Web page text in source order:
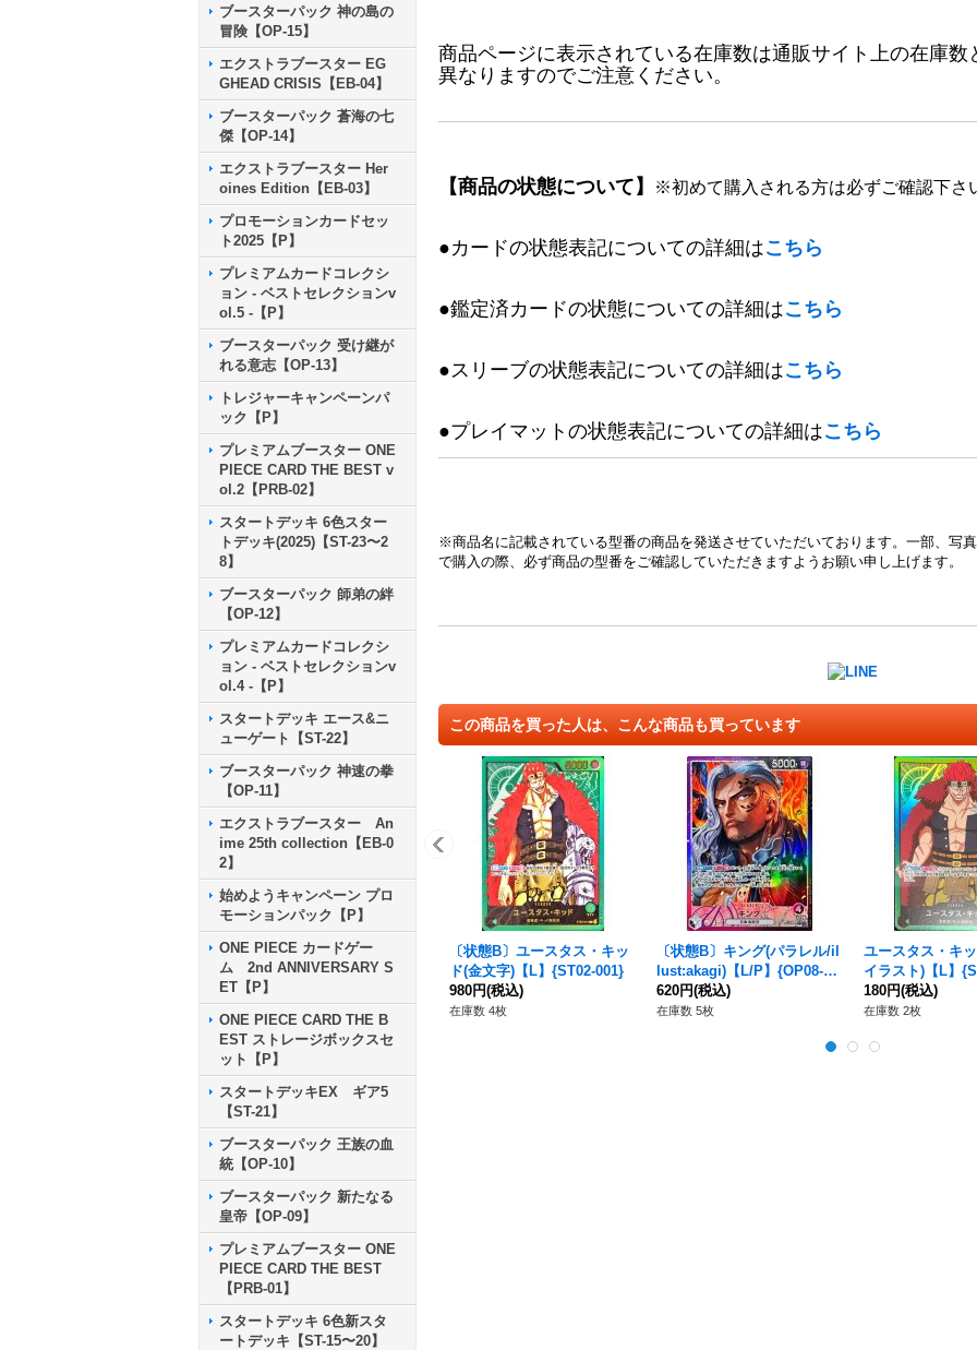
ブースターパック 神の島の
冒険【OP-15】
エクストラブースター EG
GHEAD CRISIS【EB-04】
ブースターパック 蒼海の七
傑【OP-14】
エクストラブースター Her
oines Edition【EB-03】
プロモーションカードセッ
ト2025【P】
プレミアムカードコレクシ
ョン - ベストセレクションv
ol.5 -【P】
ブースターパック 受け継が
れる意志【OP-13】
トレジャーキャンペーンパ
ック【P】
プレミアムブースター ONE
PIECE CARD THE BEST v
ol.2【PRB-02】
スタートデッキ 6色スター
トデッキ(2025)【ST-23〜2
8】
ブースターパック 師弟の絆
【OP-12】
プレミアムカードコレクシ
ョン - ベストセレクションv
ol.4 -【P】
スタートデッキ エース&ニ
ューゲート【ST-22】
ブースターパック 神速の拳
【OP-11】
エクストラブースター An
ime 25th collection【EB-0
2】
始めようキャンペーン プロ
モーションパック【P】
ONE PIECE カードゲー
ム 2nd ANNIVERSARY S
ET【P】
ONE PIECE CARD THE B
EST ストレージボックスセ
ット【P】
スタートデッキEX ギア5
【ST-21】
ブースターパック 王族の血
統【OP-10】
ブースターパック 新たなる
皇帝【OP-09】
プレミアムブースター ONE
PIECE CARD THE BEST
【PRB-01】
スタートデッキ 6色新スタ
ートデッキ【ST-15〜20】
商品ページに表示されている在庫数は通販サイト上の在庫
異なりますのでご注意ください。
【商品の状態について】 ※初めて購入される方は必ずご確認下さ
●カードの状態表記についての詳細はこちら
●鑑定済カードの状態についての詳細はこちら
●スリーブの状態表記についての詳細はこちら
●プレイマットの状態表記についての詳細はこちら
※商品名に記載されている型番の商品を発送させていただいております。一部、写
で購入の際、必ず商品の型番をご確認していただきますようお願い申し上げます。
この商品を買った人は、こんな商品も買っています
〔状態B〕ユースタス・キッ
ド(金文字)【L】{ST02-001}
980円(税込)
在庫数 4枚
〔状態B〕キング(パラレル/il
lust:akagi)【L/P】{OP08-05
7}
620円(税込)
在庫数 5枚
ユースタス・キ
イラスト)【L】
180円(税込)
在庫数 2枚